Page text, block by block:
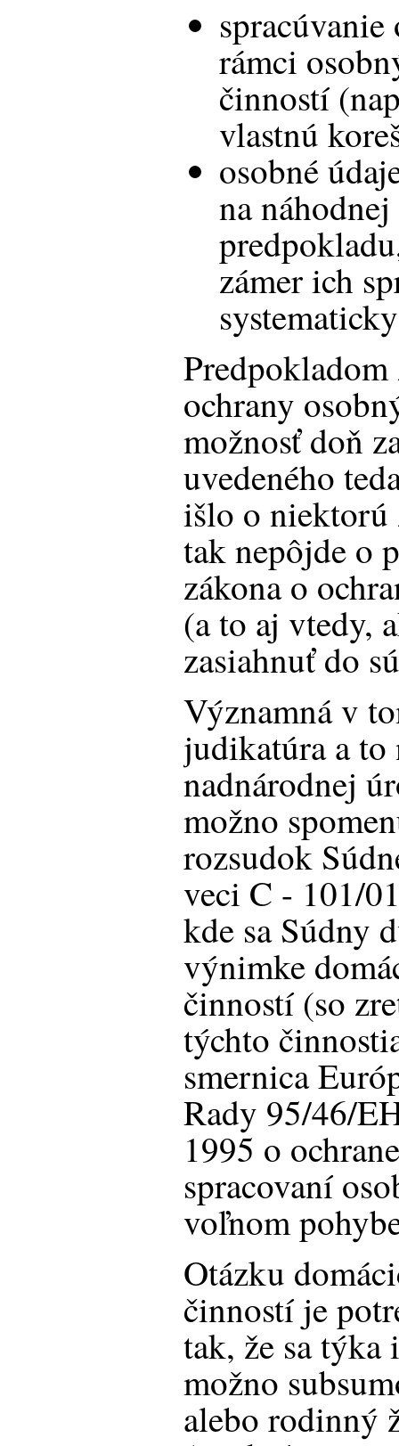
rámci
činností
vlastnú
osobné
na náhodnej
zámer ich
Predpokladom
ochrany
možnosť doň
uvedeného
išlo o
tak nepôjde o
zákona o
(a to aj vtedy,
zasiahnuť do
Významná v
judikatúra a to
nadnárodnej
možno
rozsudok
veci C - 101/
kde sa Súdny
výnimke
činností (so
týchto
smernica
Rady 95/46/
1995 o
spracovaní
voľnom
Otázku
činností je
tak, že sa
možno
alebo rodinný